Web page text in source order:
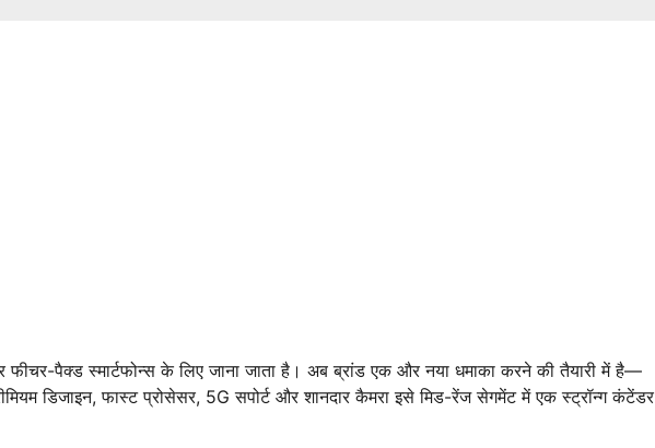
पैक्ड स्मार्टफोन्स के लिए जाना जाता है। अब ब्रांड एक और नया धमाका करने की तैयारी में है—
डिजाइन, फास्ट प्रोसेसर, 5G सपोर्ट और शानदार कैमरा इसे मिड-रेंज सेगमेंट में एक स्ट्रॉन्ग कंटेंडर